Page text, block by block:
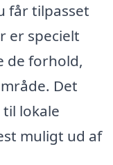
får tilpasset
er specielt
de forhold,
Det
lokale
muligt ud af